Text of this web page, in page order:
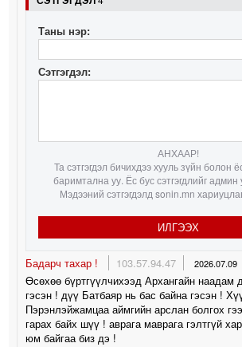
Таны нэр:
Сэтгэгдэл:
АНХААР!
Та сэтгэгдэл бичихдээ хууль зүйн болон
баримтална уу. Ёс бус сэтгэгдлийг админ
Мэдээний сэтгэгдэлд sonin.mn
ИЛГЭЭХ
Бадарч тахар ! 103.57.94.47 2026.07.09
Өсөхөө бүртгүүлчихээд Архангайн наадам
гэсэн ! дүү Батбаяр нь бас байна гэсэн !
Пэрэнлэйжамцаа аймгийн арслан болгох
гарах байх шүү ! аврага маврага гэлтгүй
юм байгаа биз дэ !